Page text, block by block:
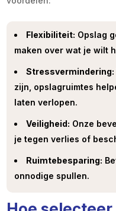
Flexibiliteit: Opslag
maken over wat je wilt
Stressvermindering:
zijn, opslagruimtes
laten verlopen.
Veiligheid: Onze
je tegen verlies of
Ruimtebesparing:
onnodige spullen.